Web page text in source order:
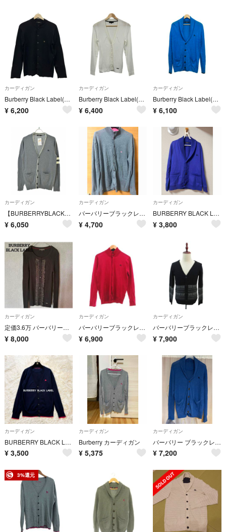
カーディガン
Burberry Black Label(バーバリーブラックレーベル) カーディガン サイズ2 M メンズ - 黒×ブラウン×マルチ 長袖
¥ 6,200
カーディガン
Burberry Black Label(バーバリーブラックレーベル) カーディガン サイズ38 M メンズ美品 - 白 長袖
¥ 6,400
カーディガン
Burberry Black Label(バーバリーブラックレーベル) カーディガン サイズ2 M メンズ - ブルー×ダークネイビー 長袖
¥ 6,100
カーディガン
【BURBERRYBLACKLABEL】コットンニット長袖カーディガン
¥ 6,050
カーディガン
バーバリーブラックレーベル カーディガン グレー ピンク
¥ 4,700
カーディガン
BURBERRY BLACK LABEL ショールカラー カーディガン
¥ 3,800
カーディガン
定価3.6万 バーバリーブラックレーベル サテンフリル/リブカーデ 01485
¥ 8,000
カーディガン
バーバリーブラックレーベル カーディガン 2 ピンク ハイネック 無地 ウール
¥ 6,900
カーディガン
バーバリーブラックレーベル ニットカーディガン 2 黒 Vネック
¥ 7,900
カーディガン
BURBERRY BLACK LABEL 長袖カーディガン 羊毛 ネイビー M
¥ 3,500
カーディガン
Burberry カーディガン
¥ 5,375
カーディガン
バーバリー ブラックレーベル ショールカラー リネン カーディガン ブルー系
¥ 7,200
3%還元